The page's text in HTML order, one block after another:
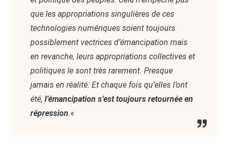
que les appropriations singulières de ces
technologies numériques soient toujours
possiblement vectrices d’émancipation mais
en revanche, leurs appropriations collectives et
politiques le sont très rarement. Presque
jamais en réalité. Et chaque fois qu’elles l’ont
été, l’émancipation s’est toujours retournée en
répression.«